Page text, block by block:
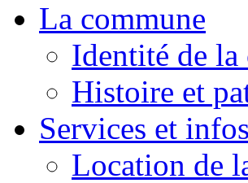
La commune
Identité de la
Histoire et
Services et
Location de